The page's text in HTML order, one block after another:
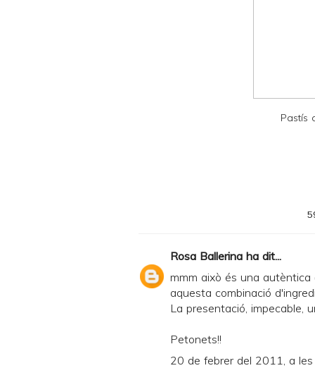
F
Pastís
Rosa Ballerina ha dit...
mmm això és una
aquesta combinació
La presentació, impecable,
Petonets!!
20 de febrer del 2011, a